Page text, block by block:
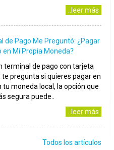
..leer más
de Pago Me Preguntó: ¿Pagar
en Mi Propia Moneda?
terminal de pago con tarjeta
te pregunta si quieres pagar en
tu moneda local, la opción que
segura puede..
..leer más
Todos los artículos